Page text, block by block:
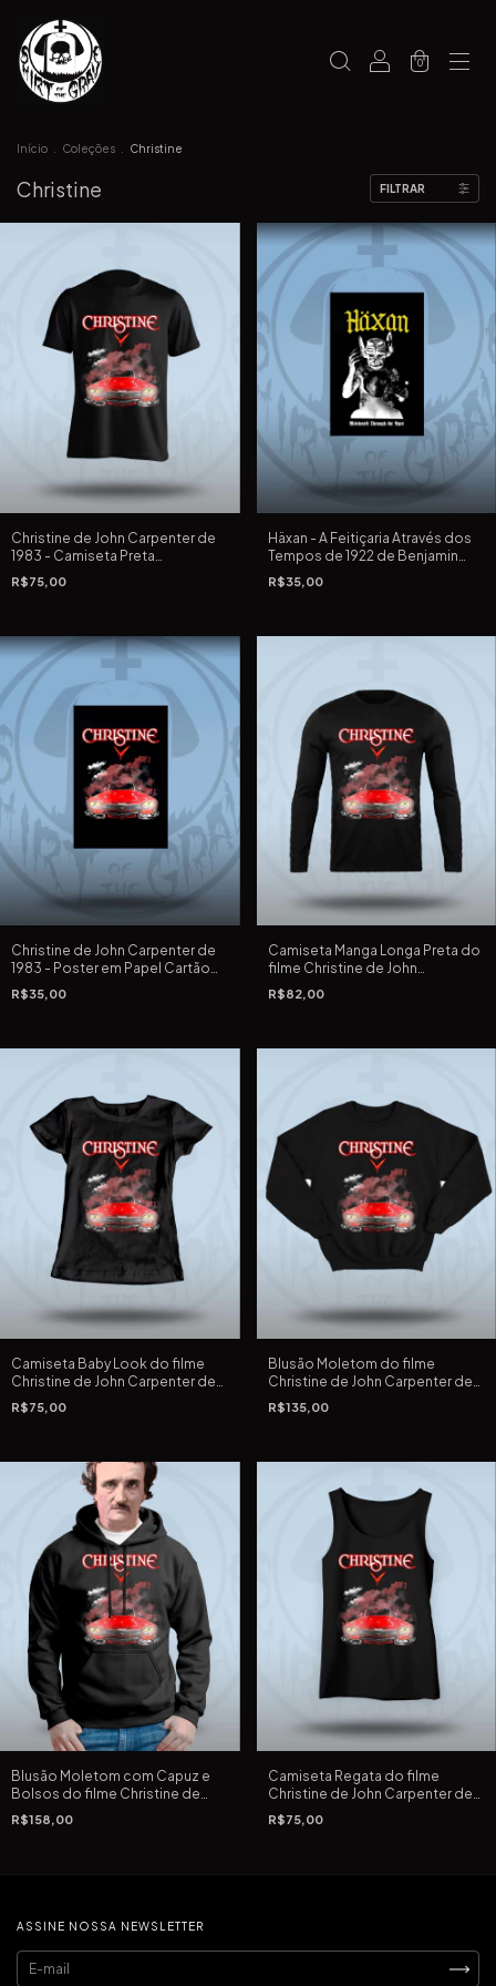
0
Início Coleções Christine
Christine FILTRAR
Christine de John Carpenter de
1983 - Camiseta Preta
Tradicional e Extra Grande
R$75,00
Häxan - A Feitiçaria Através dos
Tempos de 1922 de Benjamin
Christensen - Poster em Papel
Cartão preto, 220 G, 33X48 cm
R$35,00
Christine de John Carpenter de
1983 - Poster em Papel Cartão
preto, 220 G, 33X48 cm em silk
screen
R$35,00
Camiseta Manga Longa Preta do
filme Christine de John
Carpenter de 1983
R$82,00
Camiseta Baby Look do filme
Christine de John Carpenter de
1983
R$75,00
Blusão Moletom do filme
Christine de John Carpenter de
1983
R$135,00
Blusão Moletom com Capuz e
Bolsos do filme Christine de
John Carpenter de 1983
R$158,00
Camiseta Regata do filme
Christine de John Carpenter de
1983
R$75,00
ASSINE NOSSA NEWSLETTER